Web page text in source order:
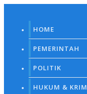
HOME
PEMERINTAH
POLITIK
HUKUM &